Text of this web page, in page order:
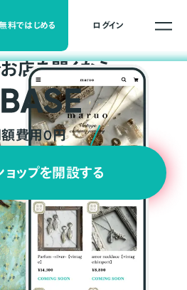
料ではじめる ログイン
店を開くなら
額費用0円
ップを開設する
3つの理由